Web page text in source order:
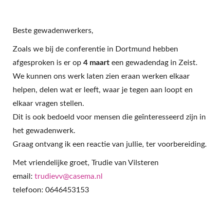
Beste gewadenwerkers,
Zoals we bij de conferentie in Dortmund hebben
afgesproken is er op4 maarteen gewadendag in Zeist.
We kunnen ons werk laten zien eraan werken elkaar
helpen, delen wat er leeft, waar je tegen aan loopt en
elkaar vragen stellen.
Dit is ook bedoeld voor mensen die geïnteresseerd zijn in
het gewadenwerk.
Graag ontvang ik een reactie van jullie, ter voorbereiding.
Met vriendelijke groet, Trudie van Vilsteren
email:trudievv@casema.nl
telefoon: 0646453153